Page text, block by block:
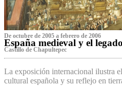
De octubre de 2005 a febrero de 2006
España medieval y el
Castillo de Chapultepec
La exposición internacional ilustra
cultural española y su reflejo en